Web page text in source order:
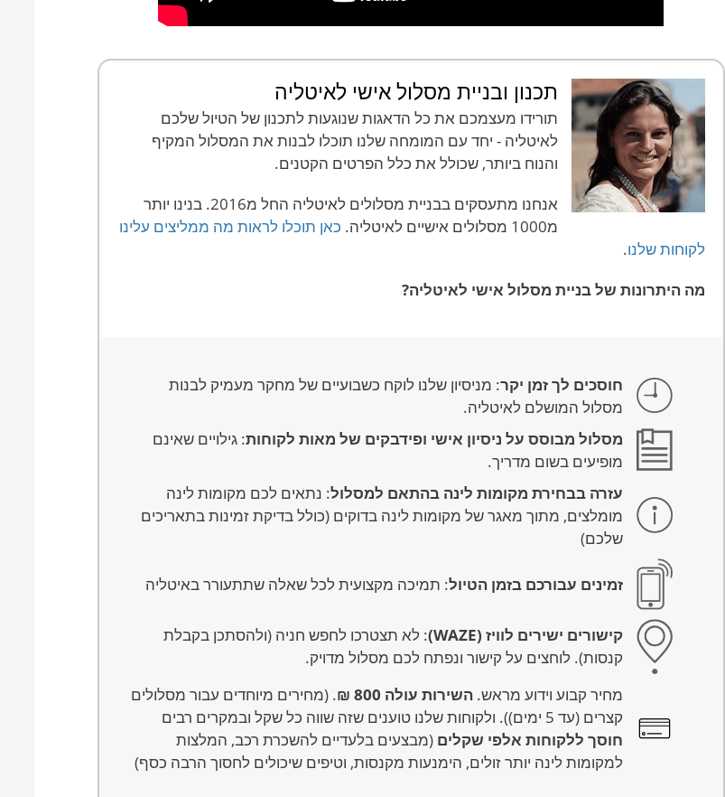
תכנון ובניית מסלול אישי לאיטליה
תורידו מעצמכם את כל הדאגות שנוגעות לתכנון של הטיול שלכם
לאיטליה - יחד עם המומחה שלנו תוכלו לבנות את המסלול המקיף
והנוח ביותר, שכולל את כלל הפרטים הקטנים.
אנחנו מתעסקים בבניית מסלולים לאיטליה החל מ2016. בנינו יותר
מ1000 מסלולים אישיים לאיטליה.
כאן תוכלו לראות מה ממליצים עלינו
לקוחות שלנו.
מה היתרונות של בניית מסלול אישי לאיטליה?
חוסכים לך זמן יקר: מניסיון שלנו לוקח כשבועיים של מחקר מעמיק לבנות
מסלול המושלם לאיטליה.
מסלול מבוסס על ניסיון אישי ופידבקים של מאות לקוחות: גילויים שאינם
מופיעים בשום מדריך.
עזרה בבחירת מקומות לינה בהתאם למסלול: נתאים לכם מקומות לינה
מומלצים, מתוך מאגר של מקומות לינה בדוקים (כולל בדיקת זמינות בתאריכים
שלכם)
זמינים עבורכם בזמן הטיול: תמיכה מקצועית לכל שאלה שתתעורר באיטליה
קישורים ישירים לוויז (WAZE)
: לא תצטרכו לחפש חניה (ולהסתכן בקבלת
קנסות). לוחצים על קישור ונפתח לכם מסלול מדויק.
מחיר קבוע וידוע מראש.השירות עולה 800 ₪
. (מחירים מיוחדים עבור מסלולים
קצרים (עד 5 ימים)). ולקוחות שלנו טוענים שזה שווה כל שקל ובמקרים רבים
חוסך ללקוחות אלפי שקלים (מבצעים בלעדיים להשכרת רכב, המלצות
למקומות לינה יותר זולים, הימנעות מקנסות, וטיפים שיכולים לחסוך הרבה כסף)